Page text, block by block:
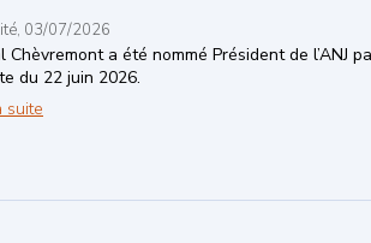
03/07/2026
Chèvremont a été nommé Président de l’ANJ
du 22 juin 2026.
suite